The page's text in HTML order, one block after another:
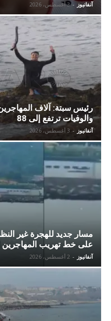
آنفانيوز - 3 أغسطس، 2026
رئيس سبتة: آلاف
والوفيات ترتفع إلى 88
آنفانيوز - 3 أغسطس، 2026
مسار جديد للهجرة غير
على خط تهريب المهاجرين
آنفانيوز - 2 أغسطس، 2026